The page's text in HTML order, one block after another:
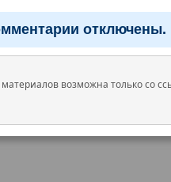
отключены.
возможна только со